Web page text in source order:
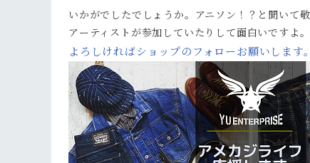
いかがでしたでしょうか。アニソン！？と聞いて
アーティストが参加していたりして面白いですよ
よろしければショップのフォローお願いします。